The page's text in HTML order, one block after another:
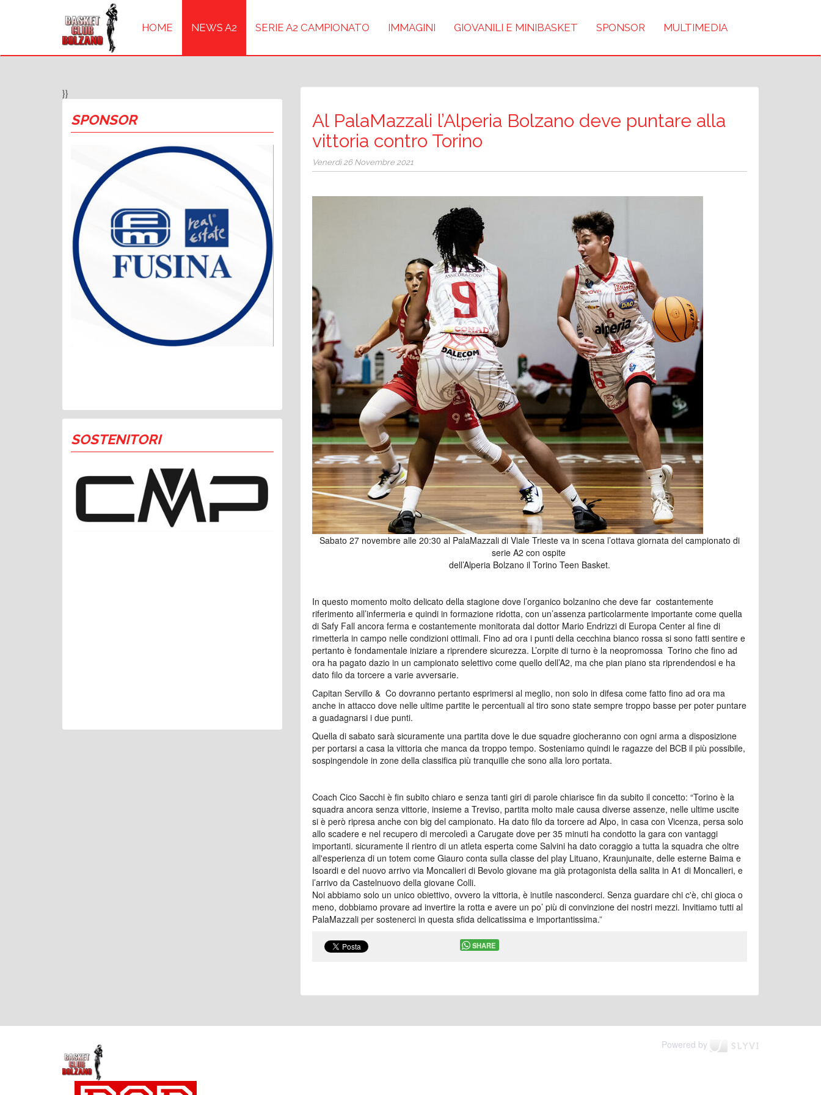
HOME NEWS A2 SERIE A2 CAMPIONATO IMMAGINI GIOVANILI E MINIBASKET SPONSOR MULTIMEDIA
}}
SPONSOR
SOSTENITORI
Al PalaMazzali l’Alperia Bolzano deve puntare alla
vittoria contro Torino
Venerdì 26 Novembre 2021
Sabato 27 novembre alle 20:30 al PalaMazzali di Viale Trieste va in scena l’ottava giornata del campionato di
serie A2 con ospite
dell’Alperia Bolzano il Torino Teen Basket.
In questo momento molto delicato della stagione dove l’organico bolzanino che deve far costantemente
riferimento all’infermeria e quindi in formazione ridotta, con un’assenza particolarmente importante come quella
di Safy Fall ancora ferma e costantemente monitorata dal dottor Mario Endrizzi di Europa Center al fine di
rimetterla in campo nelle condizioni ottimali. Fino ad ora i punti della cecchina bianco rossa si sono fatti sentire e
pertanto è fondamentale iniziare a riprendere sicurezza. L’orpite di turno è la neopromossa Torino che fino ad
ora ha pagato dazio in un campionato selettivo come quello dell’A2, ma che pian piano sta riprendendosi e ha
dato filo da torcere a varie avversarie.
Capitan Servillo & Co dovranno pertanto esprimersi al meglio, non solo in difesa come fatto fino ad ora ma
anche in attacco dove nelle ultime partite le percentuali al tiro sono state sempre troppo basse per poter puntare
a guadagnarsi i due punti.
Quella di sabato sarà sicuramente una partita dove le due squadre giocheranno con ogni arma a disposizione
per portarsi a casa la vittoria che manca da troppo tempo. Sosteniamo quindi le ragazze del BCB il più possibile,
sospingendole in zone della classifica più tranquille che sono alla loro portata.
Coach Cico Sacchi è fin subito chiaro e senza tanti giri di parole chiarisce fin da subito il concetto: “Torino è la
squadra ancora senza vittorie, insieme a Treviso, partita molto male causa diverse assenze, nelle ultime uscite
si è però ripresa anche con big del campionato. Ha dato filo da torcere ad Alpo, in casa con Vicenza, persa solo
allo scadere e nel recupero di mercoledì a Carugate dove per 35 minuti ha condotto la gara con vantaggi
importanti. sicuramente il rientro di un atleta esperta come Salvini ha dato coraggio a tutta la squadra che oltre
all'esperienza di un totem come Giauro conta sulla classe del play Lituano, Kraunjunaite, delle esterne Baima e
Isoardi e del nuovo arrivo via Moncalieri di Bevolo giovane ma già protagonista della salita in A1 di Moncalieri, e
l’arrivo da Castelnuovo della giovane Colli.
Noi abbiamo solo un unico obiettivo, ovvero la vittoria, è inutile nasconderci. Senza guardare chi c'è, chi gioca o
meno, dobbiamo provare ad invertire la rotta e avere un po’ più di convinzione dei nostri mezzi. Invitiamo tutti al
PalaMazzali per sostenerci in questa sfida delicatissima e importantissima.”
SHARE
Powered by